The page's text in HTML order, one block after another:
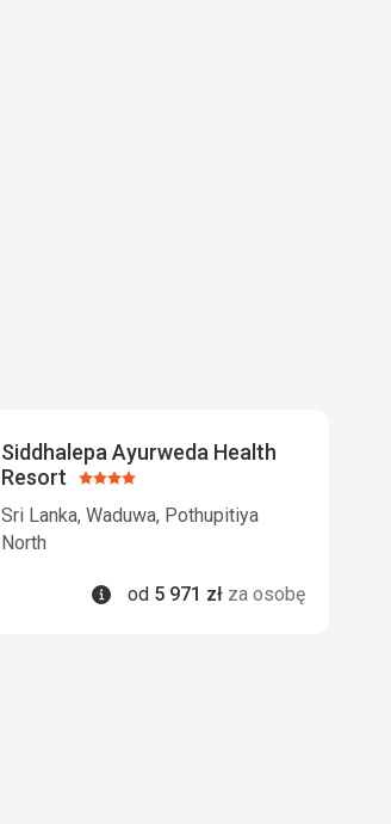
Siddhalepa Ayurweda Health
Resort Ocena:
4/5
Sri Lanka, Waduwa, Pothupitiya
North
Informacje
od 5 971 zł za osobę